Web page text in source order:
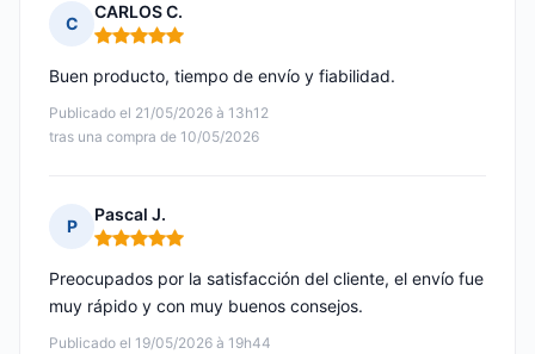
C
CARLOS C.
Nota: 5 de 5
Publicado el 21/05/2026 à 13h12
tras una compra de 10/05/2026
Buen producto, tiempo de envío y fiabilidad.
P
Pascal J.
Nota: 5 de 5
Publicado el 19/05/2026 à 19h44
Preocupados por la satisfacción del cliente, el envío fue
muy rápido y con muy buenos consejos.